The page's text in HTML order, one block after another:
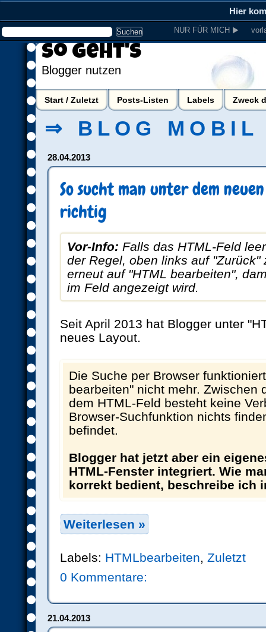
Hier
NUR FÜR MICH ▶
So geht's
Blogger nutzen
Start / Zuletzt Posts-Listen Labels Zweck
⇒ BLOG MOBIL
28.04.2013
So sucht man unter dem
richtig
Vor-Info: Falls das HTML-Feld
der Regel, oben links auf "Zurück"
erneut auf "HTML bearbeiten",
im Feld angezeigt wird.
Seit April 2013 hat Blogger unter
neues Layout.
Die Suche per Browser
bearbeiten" nicht mehr. Zwischen
dem HTML-Feld besteht keine
Browser-Suchfunktion nichts
befindet.
Blogger hat jetzt aber ein
HTML-Fenster integriert. Wie
korrekt bedient, beschreibe ich
Weiterlesen »
Labels: HTMLbearbeiten, Zuletzt
0 Kommentare:
21.04.2013